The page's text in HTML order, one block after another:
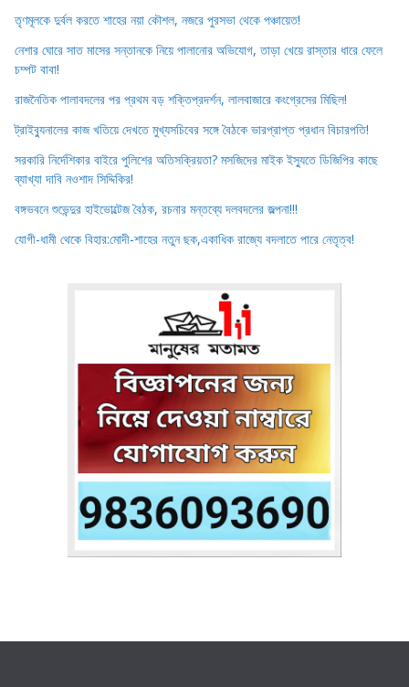
তৃণমূলকে দুর্বল করতে শাহের নয়া কৌশল, নজরে পুরসভা থেকে পঞ্চায়েত!
নেশার ঘোরে সাত মাসের সন্তানকে নিয়ে পালানোর অভিযোগ, তাড়া খেয়ে রাস্তার ধারে ফেলে
চম্পট বাবা!
রাজনৈতিক পালাবদলের পর প্রথম বড় শক্তিপ্রদর্শন, লালবাজারে কংগ্রেসের মিছিল!
ট্রাইব্যুনালের কাজ খতিয়ে দেখতে মুখ্যসচিবের সঙ্গে বৈঠকে ভারপ্রাপ্ত প্রধান বিচারপতি!
সরকারি নির্দেশিকার বাইরে পুলিশের অতিসক্রিয়তা? মসজিদের মাইক ইস্যুতে ডিজিপির কাছে
ব্যাখ্যা দাবি নওশাদ সিদ্দিকির!
বঙ্গভবনে শুভেন্দুর হাইভোল্টেজ বৈঠক, রচনার মন্তব্যে দলবদলের জল্পনা!!!
যোগী-ধামী থেকে বিহার:মোদী-শাহের নতুন ছক,একাধিক রাজ্যে বদলাতে পারে নেতৃত্ব!